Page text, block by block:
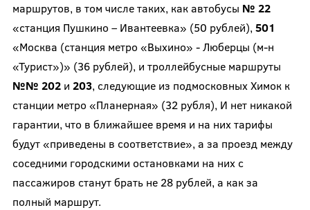
маршрутов, в том числе таких, как автобусы № 22
«станция Пушкино – Ивантеевка» (50 рублей), 501
«Москва (станция метро «Выхино» - Люберцы (м-н
«Турист»)» (36 рублей), и троллейбусные маршруты
№№ 202и 203, следующие из подмосковных Химок к
станции метро «Планерная» (32 рубля), И нет никакой
гарантии, что в ближайшее время и на них тарифы
будут «приведены в соответствие», а за проезд между
соседними городскими остановками на них с
пассажиров станут брать не 28 рублей, а как за
полный маршрут.